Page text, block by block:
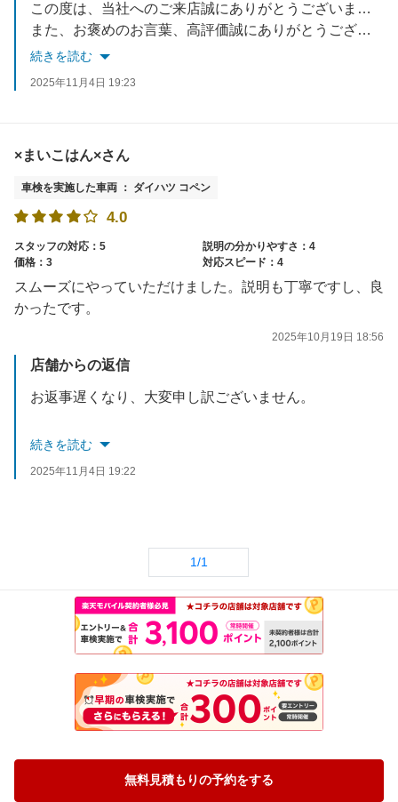
この度は、当社へのご来店誠にありがとうございました。
また、お褒めのお言葉、高評価誠にありがとうございます。
続きを読む
2025年11月4日 19:23
×まいこはん×さん
車検を実施した車両 ： ダイハツ コペン
4.0
スタッフの対応：5
説明の分かりやすさ：4
価格：3
対応スピード：4
スムーズにやっていただけました。説明も丁寧ですし、良
かったです。
2025年10月19日 18:56
店舗からの返信
お返事遅くなり、大変申し訳ございません。
この度は、当社へのご来店誠にありがとうございました。
続きを読む
2025年11月4日 19:22
1/1
無料見積もりの予約をする